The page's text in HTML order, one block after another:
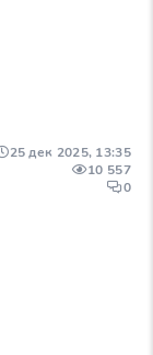
25 дек 2025, 13:35
10 557
0